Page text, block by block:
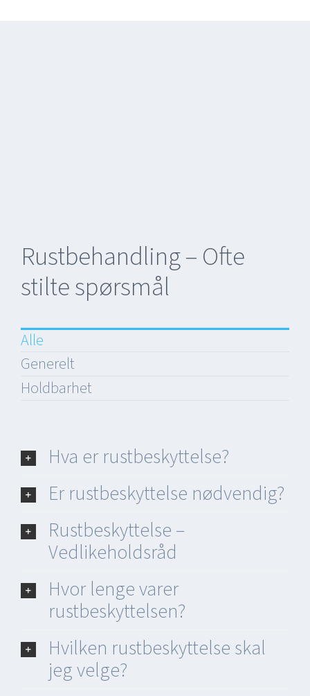
Rustbehandling – Ofte
stilte spørsmål
Alle
Generelt
Holdbarhet
Hva er rustbeskyttelse?
Er rustbeskyttelse nødvendig?
Rustbeskyttelse –
Vedlikeholdsråd
Hvor lenge varer
rustbeskyttelsen?
Hvilken rustbeskyttelse skal
jeg velge?